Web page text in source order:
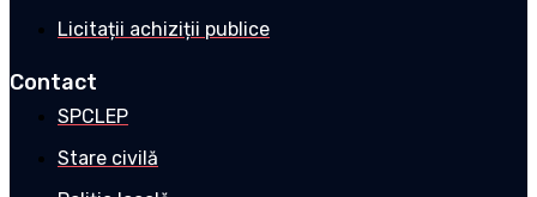
Licitații achiziții publice
Contact
SPCLEP
Stare civilă